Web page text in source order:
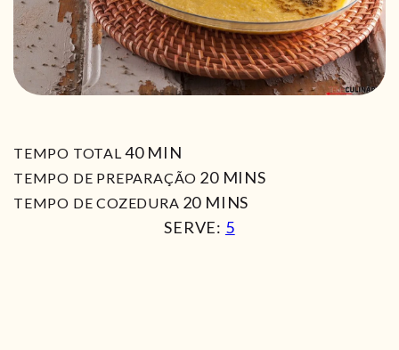
TEMPO TOTAL 40MIN
MIN
TEMPO DE PREPARAÇÃO 20MIN
MINS
TEMPO DE COZEDURA 20MIN
MINS
SERVE: 5